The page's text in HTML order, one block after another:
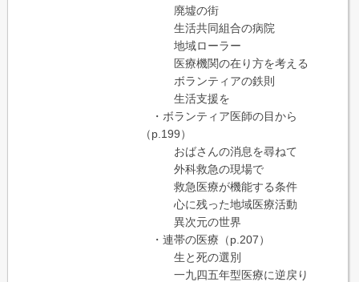
廃墟の街
生活共同組合の病院
地域ローラー
医療機関の在り方を考える
ボランティアの鉄則
生活支援を
・ボランティア医師の目から
（p.199）
おばさんの消息を尋ねて
外科救急の現場で
救急医療が機能する条件
心に残った地域医療活動
異次元の世界
・連帯の医療（p.207）
生と死の選別
一九四五年型医療に逆戻り